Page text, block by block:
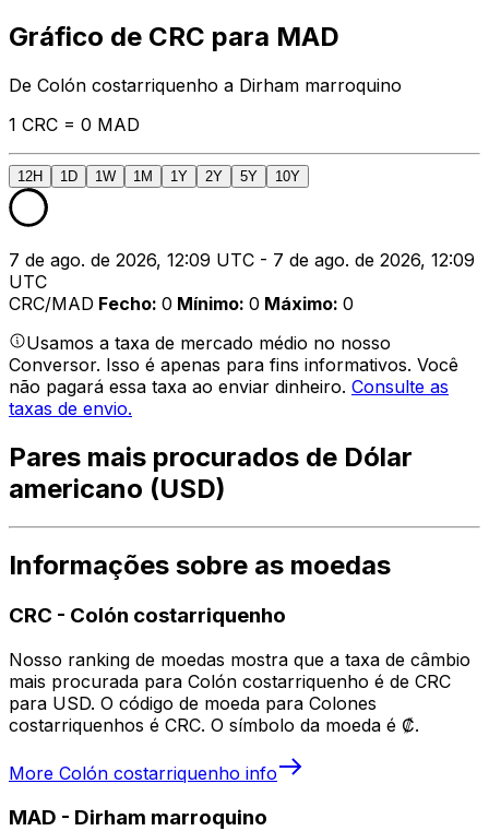
Gráfico de CRC para MAD
De Colón costarriquenho a Dirham marroquino
1 CRC = 0 MAD
12H 1D 1W 1M 1Y 2Y 5Y 10Y
7 de ago. de 2026, 12:09 UTC - 7 de ago. de 2026, 12:09
UTC
CRC/MAD Fecho: 0 Mínimo: 0 Máximo: 0
Usamos a taxa de mercado médio no nosso
Conversor. Isso é apenas para fins informativos. Você
não pagará essa taxa ao enviar dinheiro. Consulte as
taxas de envio.
Pares mais procurados de Dólar
americano (USD)
Informações sobre as moedas
CRC - Colón costarriquenho
Nosso ranking de moedas mostra que a taxa de câmbio
mais procurada para Colón costarriquenho é de CRC
para USD. O código de moeda para Colones
costarriquenhos é CRC. O símbolo da moeda é ₡.
More Colón costarriquenho info
MAD - Dirham marroquino